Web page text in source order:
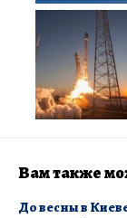
Вам также
До весны в